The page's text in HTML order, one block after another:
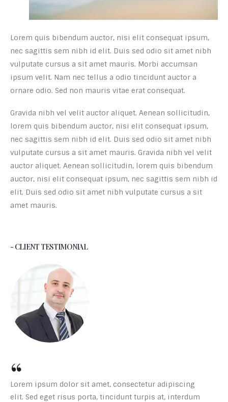
Lorem quis bibendum auctor, nisi elit consequat ipsum,
nec sagittis sem nibh id elit. Duis sed odio sit amet nibh
vulputate cursus a sit amet mauris. Morbi accumsan
ipsum velit. Nam nec tellus a odio tincidunt auctor a
ornare odio. Sed non mauris vitae erat consequat.
Gravida nibh vel velit auctor aliquet. Aenean sollicitudin,
lorem quis bibendum auctor, nisi elit consequat ipsum,
nec sagittis sem nibh id elit. Duis sed odio sit amet nibh
vulputate cursus a sit amet mauris. Gravida nibh vel velit
auctor aliquet. Aenean sollicitudin, lorem quis bibendum
auctor, nisi elit consequat ipsum, nec sagittis sem nibh id
elit. Duis sed odio sit amet nibh vulputate cursus a sit
amet mauris.
- CLIENT TESTIMONIAL
Lorem ipsum dolor sit amet, consectetur adipiscing
elit. Sed eget risus porta, tincidunt turpis at, interdum